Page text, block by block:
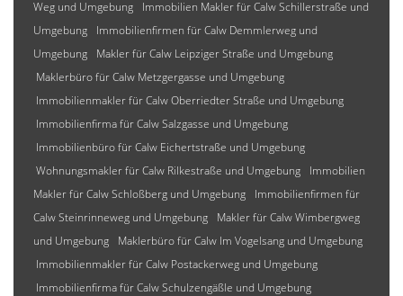
Weg und Umgebung
Immobilien Makler für Calw Schillerstraße und
Umgebung
Immobilienfirmen für Calw Demmlerweg und
Umgebung
Makler für Calw Leipziger Straße und Umgebung
Maklerbüro für Calw Metzgergasse und Umgebung
Immobilienmakler für Calw Oberriedter Straße und Umgebung
Immobilienfirma für Calw Salzgasse und Umgebung
Immobilienbüro für Calw Eichertstraße und Umgebung
Wohnungsmakler für Calw Rilkestraße und Umgebung
Immobilien
Makler für Calw Schloßberg und Umgebung
Immobilienfirmen für
Calw Steinrinneweg und Umgebung
Makler für Calw Wimbergweg
und Umgebung
Maklerbüro für Calw Im Vogelsang und Umgebung
Immobilienmakler für Calw Postackerweg und Umgebung
Immobilienfirma für Calw Schulzengäßle und Umgebung